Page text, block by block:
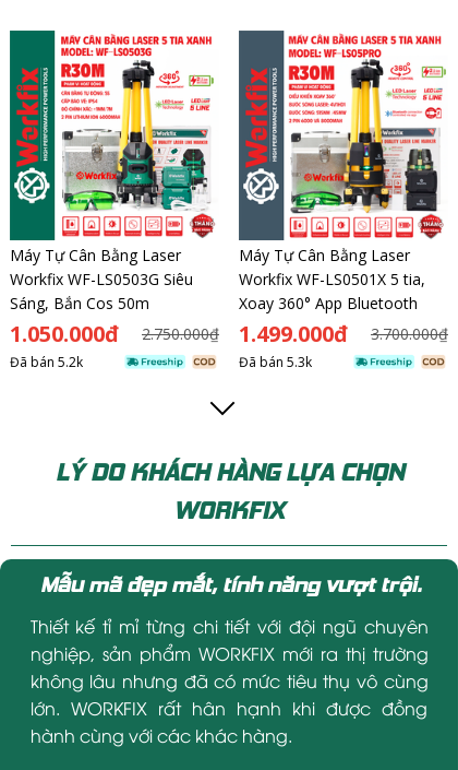
Máy Tự Cân Bằng Laser
Workfix WF-LS0503G Siêu
Sáng, Bắn Cos 50m
1.050.000đ 2.750.000₫
Đã bán 5.2k
Máy Tự Cân Bằng Laser
Workfix WF-LS0501X 5 tia,
Xoay 360° App Bluetooth
1.499.000đ 3.700.000₫
Đã bán 5.3k
LÝ DO KHÁCH HÀNG LỰA CHỌN
WORKFIX
Mẫu mã đẹp mắt, tính năng vượt trội.
Thiết kế tỉ mỉ từng chi tiết với đội ngũ chuyên
nghiệp, sản phẩm WORKFIX mới ra thị trường
không lâu nhưng đã có mức tiêu thụ vô cùng
lớn. WORKFIX rất hân hạnh khi được đồng
hành cùng với các khác hàng.